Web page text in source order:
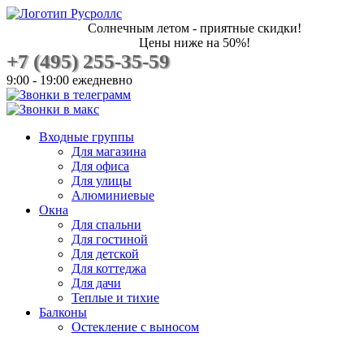
Солнечным летом - приятные скидки!
Цены ниже на 50%!
+7 (495) 255-35-59
9:00 - 19:00 ежедневно
Входные группы
Для магазина
Для офиса
Для улицы
Алюминиевые
Окна
Для спальни
Для гостиной
Для детской
Для коттеджа
Для дачи
Теплые и тихие
Балконы
Остекление с выносом